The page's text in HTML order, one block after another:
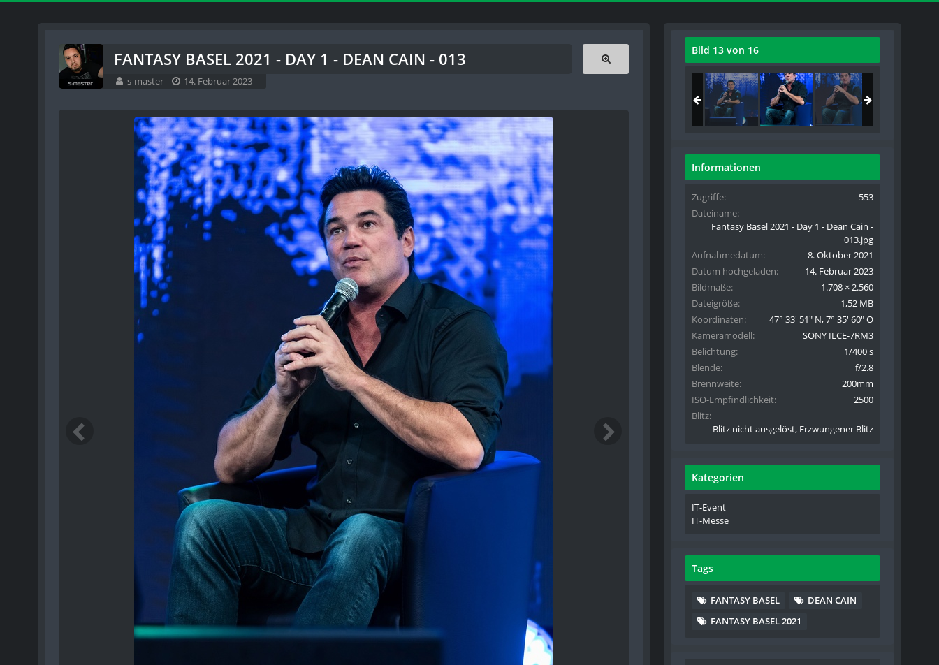
FANTASY BASEL 2021 - DAY 1 - DEAN CAIN - 013
s-master 14. Februar 2023
Bild 13 von 16
Informationen
Zugriffe
553
Dateiname
Fantasy Basel 2021 - Day 1 - Dean Cain -
013.jpg
Aufnahmedatum
8. Oktober 2021
Datum hochgeladen
14. Februar 2023
Bildmaße
1.708 × 2.560
Dateigröße
1,52 MB
Koordinaten
47° 33' 51" N, 7° 35' 60" O
Kameramodell
SONY ILCE-7RM3
Belichtung
1/400 s
Blende
f/2.8
Brennweite
200mm
ISO-Empfindlichkeit
2500
Blitz
Blitz nicht ausgelöst, Erzwungener Blitz
Kategorien
IT-Event
IT-Messe
Tags
FANTASY BASEL
DEAN CAIN
FANTASY BASEL 2021